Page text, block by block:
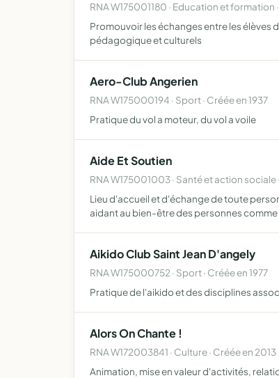
RNA W175001180 · Education et formation
Promouvoir les échanges entre les élèves
pédagogique et culturels
Aero-Club Angerien
RNA W175000194 · Sport · Créée en 1937
Pratique du vol a moteur, du vol a voile
Aide Et Soutien
RNA W175001003 · Santé et action sociale
Lieu d'accueil et d'échange de toute
aidant au bien-être des personnes comme
Aikido Club Saint Jean D'angely
RNA W175000752 · Sport · Créée en 1977
Pratique de l'aikido et des disciplines
Alors On Chante !
RNA W172003841 · Culture · Créée en 2013
Animation, mise en valeur d'activités,